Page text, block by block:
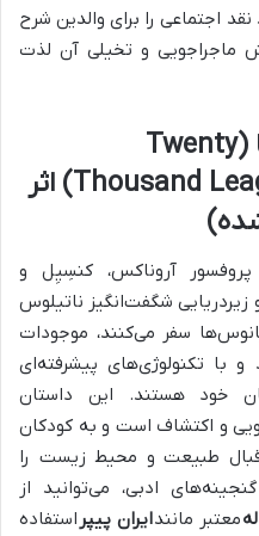
اجتماعی را برای والدین شرح
ماجراجویی و تخیلی آن لذت
20 هزار فرسنگ زیر دریا (Twenty
Thousand Leagues Under the Seas) اثر
آروناکس، کنسِیِل و
زیردریایی شگفت‌انگیز ناتیلوس
سفر می‌کنند، موجودات
با تکنولوژی‌های پیشرفته‌ای
خود هستند. این داستان
و اکتشاف است و به کودکان
طبیعت و محیط زیست را
ادبی، می‌توانید از
معتبر مانندایران پیپر استفاده